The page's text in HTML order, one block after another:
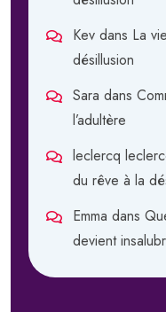
Kev dans La
désillusion
Sara dans
l’adultère
leclercq
du rêve à la
Emma dans
devient